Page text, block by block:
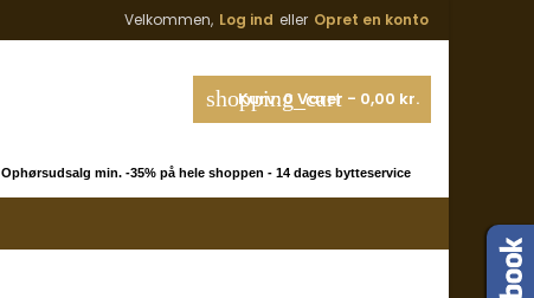
Velkommen, Log ind eller Opret en konto
shopping_cart
Kurv:0 Varer - 0,00 kr.
min. -35% på hele shoppen - 14 dages bytteservice